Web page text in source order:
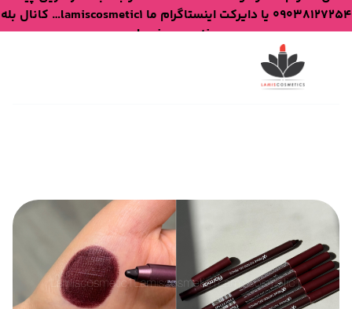
09038127254 یا دایرکت اینستاگرام ما lamiscosmetic1… کانال بله
lamiscosmetic